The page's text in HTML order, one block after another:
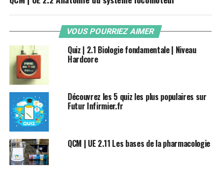
VOUS POURRIEZ AIMER
Quiz | 2.1 Biologie fondamentale | Niveau
Hardcore
Découvrez les 5 quiz les plus populaires sur
Futur Infirmier.fr
QCM | UE 2.11 Les bases de la pharmacologie